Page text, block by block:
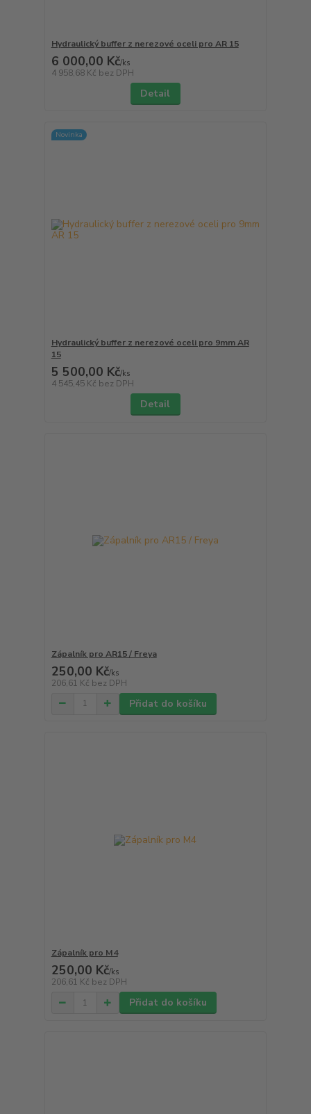
Hydraulický buffer z nerezové oceli pro AR 15
6 000,00 Kč/ks
4 958,68 Kč bez DPH
Detail
Novinka
Hydraulický buffer z nerezové oceli pro 9mm AR
15
5 500,00 Kč/ks
4 545,45 Kč bez DPH
Detail
Zápalník pro AR15 / Freya
250,00 Kč/ks
206,61 Kč bez DPH
Přidat do košíku
Zápalník pro M4
250,00 Kč/ks
206,61 Kč bez DPH
Přidat do košíku